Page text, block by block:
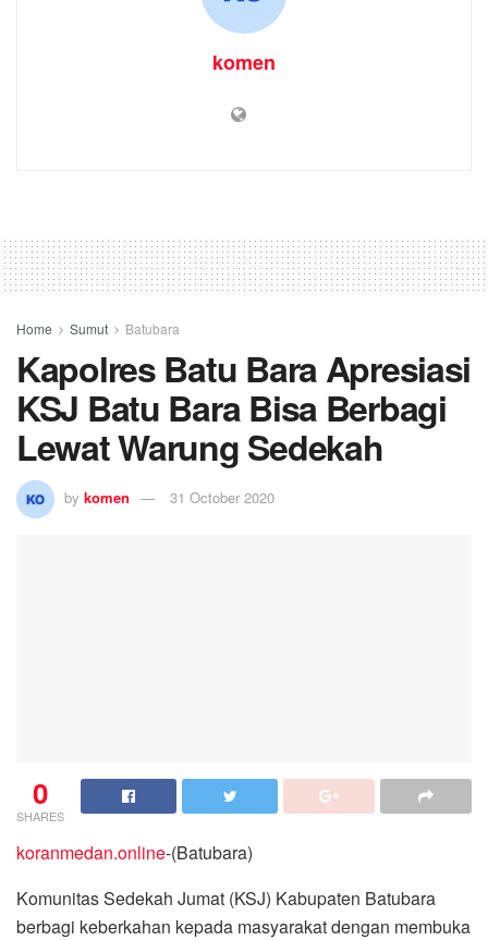
komen
Home Sumut Batubara
Kapolres Batu Bara Apresiasi
KSJ Batu Bara Bisa Berbagi
Lewat Warung Sedekah
by komen 31 October 2020
0
SHARES
koranmedan.online-(Batubara)
Komunitas Sedekah Jumat (KSJ) Kabupaten Batubara
berbagi keberkahan kepada masyarakat dengan membuka